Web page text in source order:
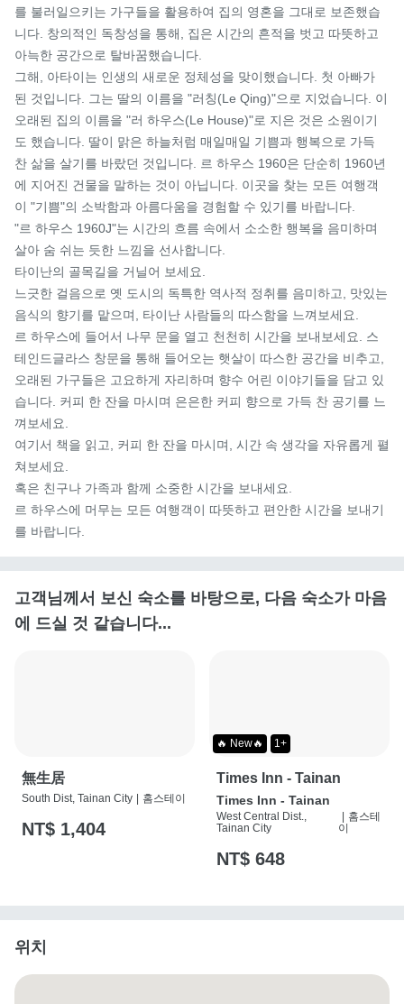
를 불러일으키는 가구들을 활용하여 집의 영혼을 그대로 보존했습
니다. 창의적인 독창성을 통해, 집은 시간의 흔적을 벗고 따뜻하고
아늑한 공간으로 탈바꿈했습니다.
그해, 아타이는 인생의 새로운 정체성을 맞이했습니다. 첫 아빠가
된 것입니다. 그는 딸의 이름을 "러칭(Le Qing)"으로 지었습니다. 이
오래된 집의 이름을 "러 하우스(Le House)"로 지은 것은 소원이기
도 했습니다. 딸이 맑은 하늘처럼 매일매일 기쁨과 행복으로 가득
찬 삶을 살기를 바랐던 것입니다. 르 하우스 1960은 단순히 1960년
에 지어진 건물을 말하는 것이 아닙니다. 이곳을 찾는 모든 여행객
이 "기쁨"의 소박함과 아름다움을 경험할 수 있기를 바랍니다.
"르 하우스 1960J"는 시간의 흐름 속에서 소소한 행복을 음미하며
살아 숨 쉬는 듯한 느낌을 선사합니다.
타이난의 골목길을 거닐어 보세요.
느긋한 걸음으로 옛 도시의 독특한 역사적 정취를 음미하고, 맛있는
음식의 향기를 맡으며, 타이난 사람들의 따스함을 느껴보세요.
르 하우스에 들어서 나무 문을 열고 천천히 시간을 보내보세요. 스
테인드글라스 창문을 통해 들어오는 햇살이 따스한 공간을 비추고,
오래된 가구들은 고요하게 자리하며 향수 어린 이야기들을 담고 있
습니다. 커피 한 잔을 마시며 은은한 커피 향으로 가득 찬 공기를 느
껴보세요.
여기서 책을 읽고, 커피 한 잔을 마시며, 시간 속 생각을 자유롭게 펼
쳐보세요.
혹은 친구나 가족과 함께 소중한 시간을 보내세요.
르 하우스에 머무는 모든 여행객이 따뜻하고 편안한 시간을 보내기
를 바랍니다.
고객님께서 보신 숙소를 바탕으로, 다음 숙소가 마음
에 드실 것 같습니다...
無生居
South Dist, Tainan City 홈스테이
NT$ 1,404
🔥 New🔥 1+
Times Inn - Tainan
Times Inn - Tainan
West Central Dist.,
Tainan City
홈스테
이
NT$ 648
위치